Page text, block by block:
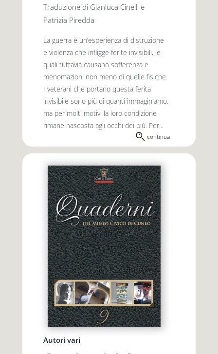
Traduzione di Gianluca Cinelli e
Patrizia Piredda
La guerra è un’esperienza di distruzione
e violenza che infligge ferite invisibili, le
quali tuttavia causano sofferenza e
menomazioni non meno di quelle fisiche.
I veterani che portano questa ferita
invisibile sono più di quanti immaginiamo,
ma per molti motivi la loro condizione
rimane nascosta agli occhi dei più. Per...
continua
Autori vari